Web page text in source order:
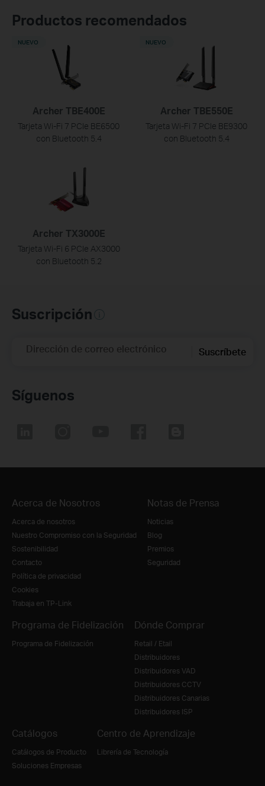
Productos recomendados
Archer TBE400E
Tarjeta Wi-Fi 7 PCIe BE6500
con Bluetooth 5.4
NUEVO
Archer TBE550E
Tarjeta Wi-Fi 7 PCIe BE9300
con Bluetooth 5.4
NUEVO
Archer TX3000E
Tarjeta Wi-Fi 6 PCIe AX3000
con Bluetooth 5.2
Suscripción
Dirección de correo electrónico Suscríbete
Síguenos
Acerca de Nosotros
Acerca de nosotros
Nuestro Compromiso con la Seguridad
Sostenibilidad
Contacto
Política de privacidad
Cookies
Trabaja en TP-Link
Notas de Prensa
Noticias
Blog
Premios
Seguridad
Programa de Fidelización
Programa de Fidelización
Dónde Comprar
Retail / Etail
Distribuidores
Distribuidores VAD
Distribuidores CCTV
Distribuidores Canarias
Distribuidores ISP
Catálogos
Catálogos de Producto
Soluciones Empresas
Centro de Aprendizaje
Librería de Tecnología